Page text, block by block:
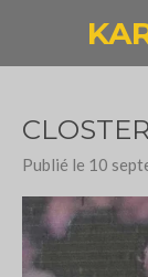
Publié le 10